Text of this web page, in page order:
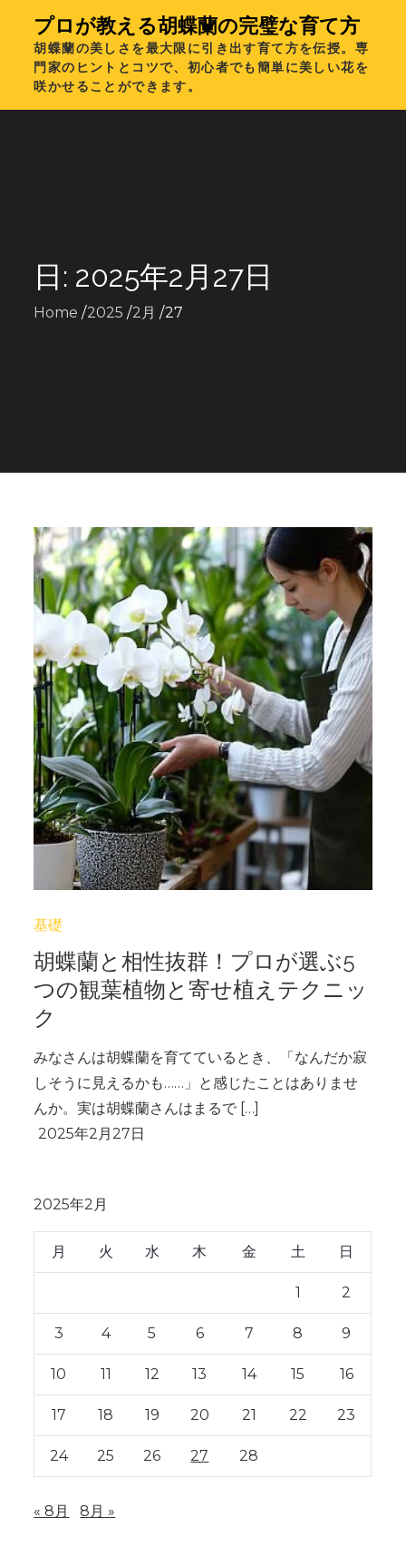
content
プロが教える胡蝶蘭の完璧な育て方
胡蝶蘭の美しさを最大限に引き出す育て方を伝授。専
門家のヒントとコツで、初心者でも簡単に美しい花を
咲かせることができます。
日: 2025年2月27日
Home 2025 2月 27
基礎
胡蝶蘭と相性抜群！プロが選ぶ5
つの観葉植物と寄せ植えテクニッ
ク
みなさんは胡蝶蘭を育てているとき、「なんだか寂
しそうに見えるかも……」と感じたことはありませ
んか。実は胡蝶蘭さんはまるで […]
2025年2月
月 火 水 木 金 土 日
1 2
3 4 5 6 7 8 9
10 11 12 13 14 15 16
17 18 19 20 21 22 23
24 25 26 27 28
« 8月 8月 »